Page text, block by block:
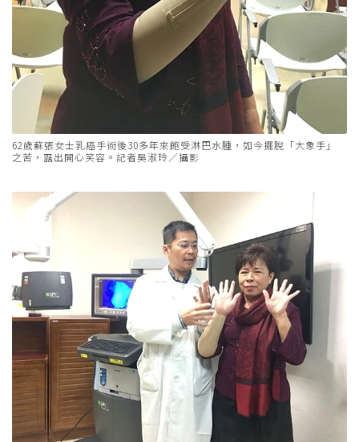
62歲蘇張女士乳癌手術後30多年來飽受淋巴水腫，如今擺脫「大象手」
之苦，露出開心笑容。記者吳淑玲／攝影